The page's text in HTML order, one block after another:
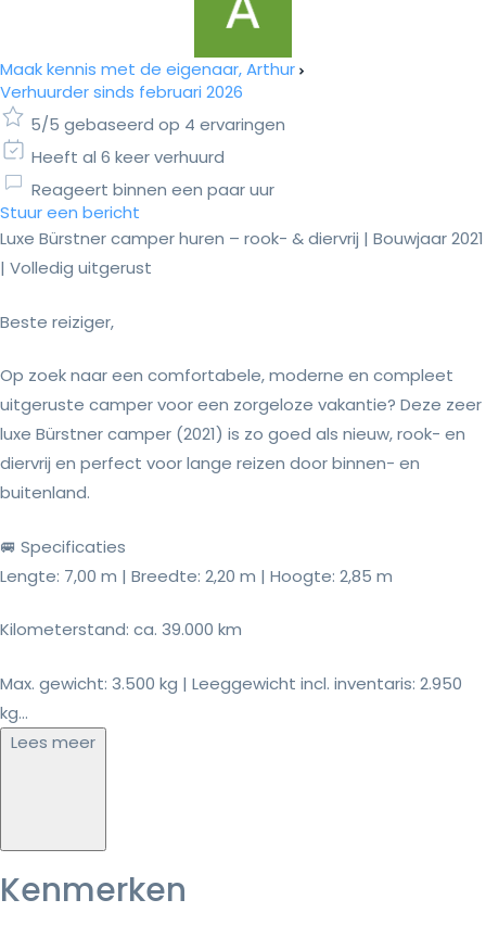
Maak kennis met de eigenaar, Arthur
Verhuurder sinds februari 2026
5/5 gebaseerd op 4 ervaringen
Heeft al 6 keer verhuurd
Reageert binnen een paar uur
Stuur een bericht
Luxe Bürstner camper huren – rook- & diervrij | Bouwjaar 2021
| Volledig uitgerust
Beste reiziger,
Op zoek naar een comfortabele, moderne en compleet
uitgeruste camper voor een zorgeloze vakantie? Deze zeer
luxe Bürstner camper (2021) is zo goed als nieuw, rook- en
diervrij en perfect voor lange reizen door binnen- en
buitenland.
🚐 Specificaties
Lengte: 7,00 m | Breedte: 2,20 m | Hoogte: 2,85 m
Kilometerstand: ca. 39.000 km
Max. gewicht: 3.500 kg | Leeggewicht incl. inventaris: 2.950
kg...
Lees meer
Kenmerken